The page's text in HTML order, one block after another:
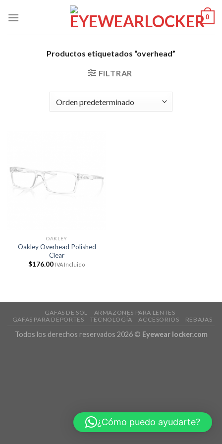
0
Productos etiquetados “overhead”
FILTRAR
OAKLEY
Oakley Overhead Polished
Clear
$176.00 IVA Incluido
GAFAS DE SOL
ARMAZONES PARA LENTES
GAFAS PARA DEPORTES
TECNOLOGÍA ACCESORIOS REBAJAS
Todos los derechos reservados 2026 © Eyewear locker.com
¿Cómo puedo ayudarte?